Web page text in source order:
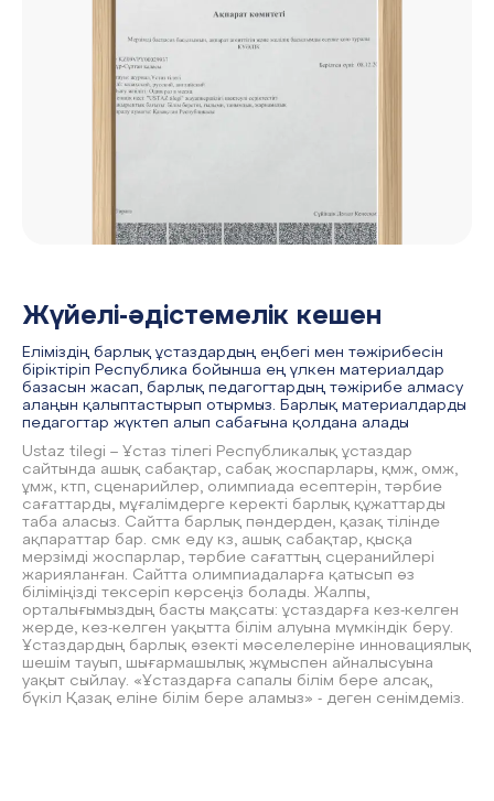
Жүйелі-әдістемелік кешен
Еліміздің барлық ұстаздардың еңбегі мен тәжірибесін
біріктіріп Республика бойынша ең үлкен материалдар
базасын жасап, барлық педагогтардың тәжірибе алмасу
алаңын қалыптастырып отырмыз. Барлық материалдарды
педагогтар жүктеп алып сабағына қолдана алады
Ustaz tilegi – Ұстаз тілегі Республикалық ұстаздар
сайтында ашық сабақтар, сабақ жоспарлары, қмж, омж,
ұмж, ктп, сценарийлер, олимпиада есептерін, тәрбие
сағаттарды, мұғалімдерге керекті барлық құжаттарды
таба аласыз. Сайтта барлық пәндерден, қазақ тілінде
ақпараттар бар. смк еду кз, ашық сабақтар, қысқа
мерзімді жоспарлар, тәрбие сағаттың сцеранийлері
жарияланған. Сайтта олимпиадаларға қатысып өз
біліміңізді тексеріп көрсеңіз болады. Жалпы,
орталығымыздың басты мақсаты: ұстаздарға кез-келген
жерде, кез-келген уақытта білім алуына мүмкіндік беру.
Ұстаздардың барлық өзекті мәселелеріне инновациялық
шешім тауып, шығармашылық жұмыспен айналысуына
уақыт сыйлау. «Ұстаздарға сапалы білім бере алсақ,
бүкіл Қазақ еліне білім бере аламыз» - деген сенімдеміз.